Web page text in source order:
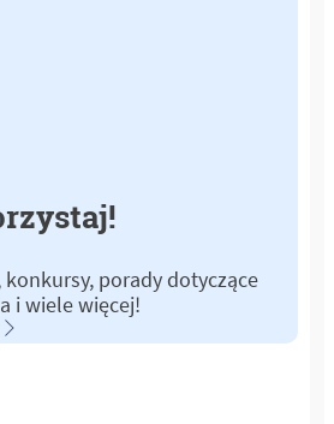
porady dotyczące
i wiele więcej!